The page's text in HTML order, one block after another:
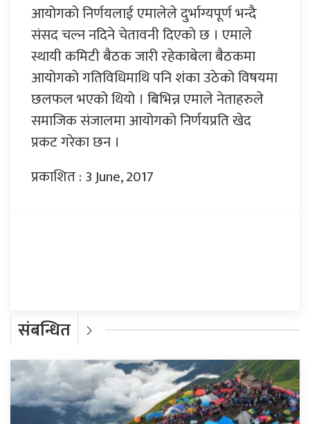
आयोगको निर्णयलाई एमालेले दुर्भाग्यपूर्ण भन्दै
संसद चल्न नदिने चेतावनी दिएको छ । एमाले
स्थायी कमिटी बैठक जारी रहेकाबेला बैठकमा
आयोगको गतिविधिमाथि पनि शंका उठेको विषयमा
छलफल भएको थियो । बिभिन्न एमाले नेताहरुले
समाजिक संजालमा आयोगको निर्णयप्रति खेद
प्रकट गरेका छन ।
प्रकाशित : 3 June, 2017
संबन्धित